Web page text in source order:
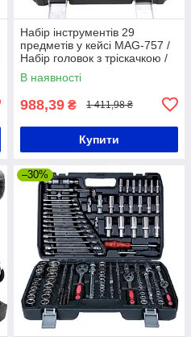
Набір інструментів 29
предметів у кейсі MAG-757 /
Набір головок з тріскачкою /
Набір ручного інструменту
В наявності
988,39 ₴ 1 411,98 ₴
Купити
–30%